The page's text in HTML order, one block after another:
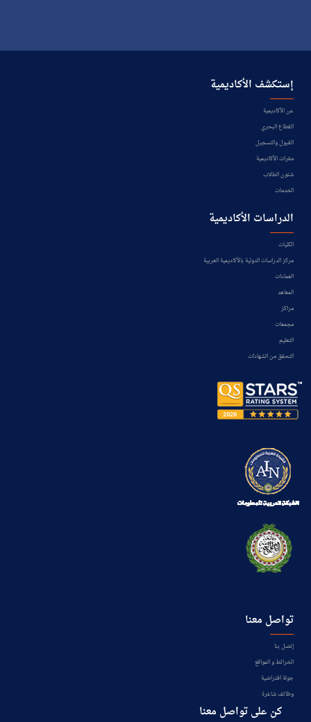
إستكشف الأكاديمية
عن الأكاديمية
القطاع البحري
القبول والتسجيل
مقرات الأكاديمية
شئون الطلاب
الخدمات
الدراسات الأكاديمية
الكليات
مركز الدراسات الدولية بالأكاديمية العربية
العمادات
المعاهد
مراكز
مجمعات
التعليم
التحقق من الشهادات
تواصل معنا
إتصل بنا
الخرائط و المواقع
جولة افتراضية
وظائف شاغرة
كن على تواصل معنا